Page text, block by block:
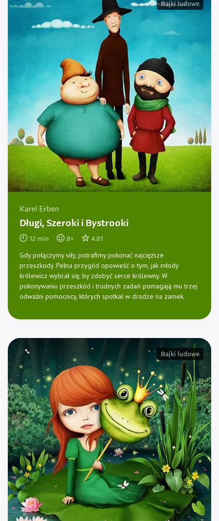
Bajki ludowe
Karel Erben
Długi, Szeroki i Bystrooki
12 min 8+ 4.81
Gdy połączymy siły, potrafimy pokonać najcięższe
przeszkody. Pełna przygód opowieść o tym, jak młody
królewicz wybrał się, by zdobyć serce królewny. W
pokonywaniu przeszkód i trudnych zadań pomagają mu trzej
odważni pomocnicy, których spotkał w drodze na zamek.
Bajki ludowe